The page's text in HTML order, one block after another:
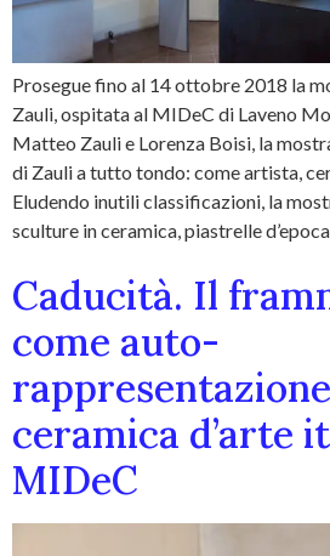
Prosegue fino al 14 ottobre 2018 la
Zauli, ospitata al MIDeC di Laveno
Matteo Zauli e Lorenza Boisi, la
di Zauli a tutto tondo: come artista,
Eludendo inutili classificazioni, la
sculture in ceramica, piastrelle
Caducità. Il
come auto-
ceramica d’arte
MIDeC